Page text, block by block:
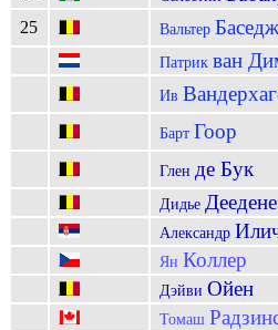
25
Вальтер
Патрик ван
Ив
Барт Гоор
Глен де Бук
Дидье Деедене
Александр
Ян Коллер
Дэйви Ойен
Томаш